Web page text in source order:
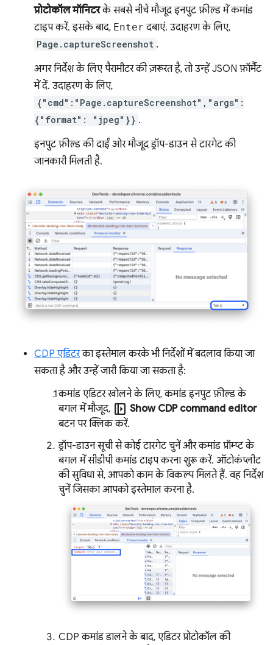
प्रोटोकॉल मॉनिटरके सबसे नीचे मौजूद इनपुट फ़ील्ड में कमांड
टाइप करें. इसके बाद, Enter दबाएं. उदाहरण के लिए,
Page.captureScreenshot .
अगर निर्देश के लिए पैरामीटर की ज़रूरत है, तो उन्हें JSON फ़ॉर्मैट
में दें. उदाहरण के लिए,
{"cmd":"Page.captureScreenshot","args":
{"format": "jpeg"}} .
इनपुट फ़ील्ड की दाईं ओर मौजूद ड्रॉप-डाउन से टारगेट की
जानकारी मिलती है.
CDP एडिटरका इस्तेमाल करके भी निर्देशों में बदलाव किया जा
सकता है और उन्हें जारी किया जा सकता है:
कमांड एडिटर खोलने के लिए, कमांड इनपुट फ़ील्ड के
बगल में मौजूद, left_panel_open Show CDP command editor
बटन पर क्लिक करें.
ड्रॉप-डाउन सूची से कोई टारगेट चुनें और कमांड प्रॉम्प्ट के
बगल में सीडीपी कमांड टाइप करना शुरू करें. ऑटोकंप्लीट
की सुविधा से, आपको काम के विकल्प मिलते हैं. वह निर्देश
चुनें जिसका आपको इस्तेमाल करना है.
CDP कमांड डालने के बाद, एडिटर प्रोटोकॉल की